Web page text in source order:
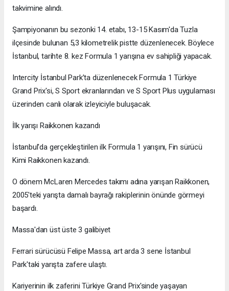
takvimine alındı.
Şampiyonanın bu sezonki 14. etabı, 13-15 Kasım'da Tuzla
ilçesinde bulunan 5,3 kilometrelik pistte düzenlenecek. Böylece
İstanbul, tarihte 8. kez Formula 1 yarışına ev sahipliği yapacak.
Intercity İstanbul Park’ta düzenlenecek Formula 1 Türkiye
Grand Prix'si, S Sport ekranlarından ve S Sport Plus uygulaması
üzerinden canlı olarak izleyiciyle buluşacak.
İlk yarışı Raikkonen kazandı
İstanbul'da gerçekleştirilen ilk Formula 1 yarışını, Fin sürücü
Kimi Raikkonen kazandı.
O dönem McLaren Mercedes takımı adına yarışan Raikkonen,
2005'teki yarışta damalı bayrağı rakiplerinin önünde görmeyi
başardı.
Massa'dan üst üste 3 galibiyet
Ferrari sürücüsü Felipe Massa, art arda 3 sene İstanbul
Park'taki yarışta zafere ulaştı.
Kariyerinin ilk zaferini Türkiye Grand Prix'sinde yaşayan